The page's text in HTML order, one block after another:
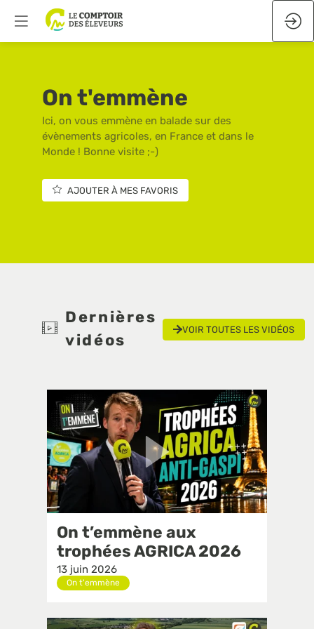
On t'emmène
Ici, on vous emmène en balade sur des
évènements agricoles, en France et dans le
Monde ! Bonne visite ;-)
AJOUTER À MES FAVORIS
Dernières
vidéos
VOIR TOUTES LES VIDÉOS
On t’emmène aux
trophées AGRICA 2026
13 juin 2026
On t'emmène